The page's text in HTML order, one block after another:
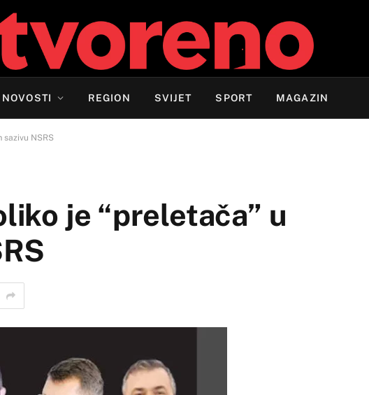
NOVOSTI REGION SVIJET SPORT MAGAZIN
NSRS
je “preletača” u